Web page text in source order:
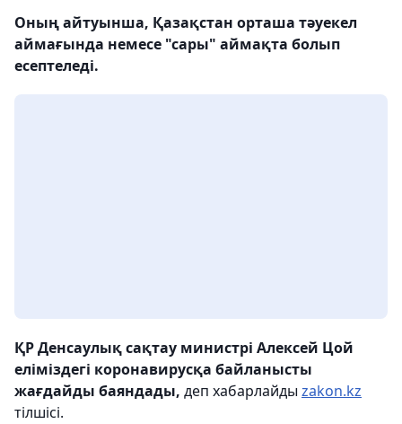
Оның айтуынша, Қазақстан орташа тәуекел
аймағында немесе "сары" аймақта болып
есептеледі.
ҚР Денсаулық сақтау министрі Алексей Цой
еліміздегі коронавирусқа байланысты
жағдайды баяндады, деп хабарлайды zakon.kz
тілшісі.